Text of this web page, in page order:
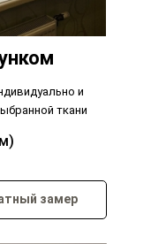
и
ткани
замер